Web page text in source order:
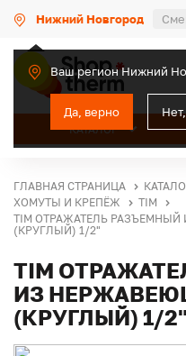
Нижний Новгород
Ваш регион Нижний
Да, верно
КАТАЛОГ
ГЛАВНАЯ СТРАНИЦА
ХОМУТЫ И КРЕПЁЖ
TIM
TIM ОТРАЖАТЕЛЬ
(КРУГЛЫЙ) 1/2"
TIM
ИЗ
(КРУГЛЫЙ) 1/2"